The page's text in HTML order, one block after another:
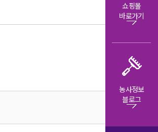
쇼핑몰
바로가기
농사정보
블로그